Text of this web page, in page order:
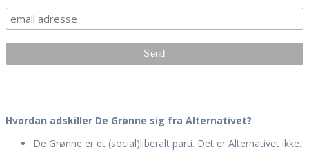
Hvordan adskiller De Grønne sig fra Alternativet?
De Grønne er et (social)liberalt parti. Det er Alternativet ikke.